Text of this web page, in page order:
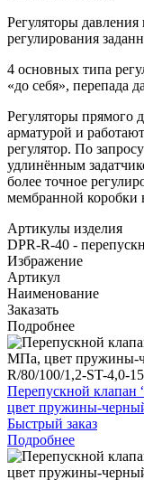
Регуляторы давления
регулирования
4 основных типа
«до себя», перепада
Регуляторы прямого
арматурой и
регулятор. По
удлинённым
более точное
мембранной
Артикулы изделия
DPR-R-40 -
Избражение
Артикул
Наименование
Заказать
Подробнее
R/80/100/1,2-ST-4,0-
Перепускной клапан
цвет пружины-
Быстрый заказ
Подробнее